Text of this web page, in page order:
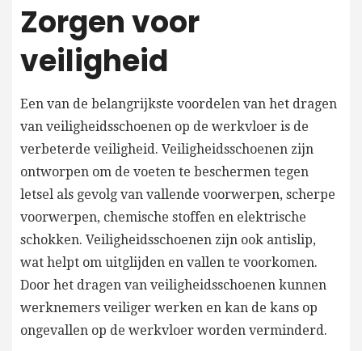
Zorgen voor
veiligheid
Een van de belangrijkste voordelen van het dragen
van veiligheidsschoenen op de werkvloer is de
verbeterde veiligheid. Veiligheidsschoenen zijn
ontworpen om de voeten te beschermen tegen
letsel als gevolg van vallende voorwerpen, scherpe
voorwerpen, chemische stoffen en elektrische
schokken. Veiligheidsschoenen zijn ook antislip,
wat helpt om uitglijden en vallen te voorkomen.
Door het dragen van veiligheidsschoenen kunnen
werknemers veiliger werken en kan de kans op
ongevallen op de werkvloer worden verminderd.